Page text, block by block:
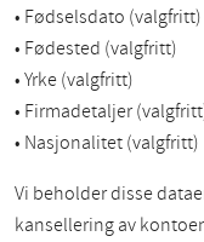
• Fødselsdato (valgfritt)
• Fødested (valgfritt)
• Yrke (valgfritt)
• Firmadetaljer
• Nasjonalitet (valgfritt)
Vi beholder disse
kansellering av